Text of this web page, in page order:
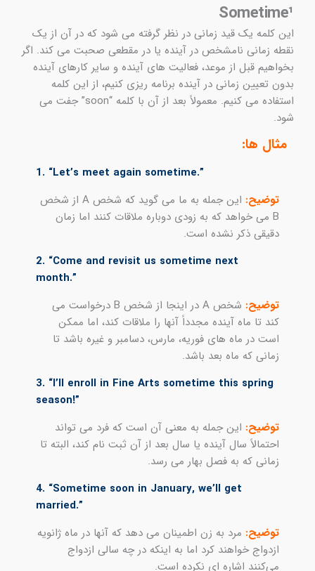
Sometime¹​​
این کلمه یک قید زمانی در نظر گرفته می شود که در آن از یک
نقطه زمانی نامشخص در آینده یا در مقطعی صحبت می کند. اگر
بخواهیم قبل از موعد، فعالیت های آینده و سایر کارهای آینده
بدون تعیین زمانی در آینده برنامه ریزی کنیم، از این کلمه
استفاده می کنیم. معمولاً بعد از آن با کلمه “soon” جفت می
شود.
مثال ها:
1. “Let’s meet again sometime.”
توضیح:
این جمله به ما می گوید که شخص A از شخص
B می خواهد که به زودی دوباره ملاقات کنند اما زمان
دقیقی ذکر نشده است.
2. “Come and revisit us sometime next
month.”
توضیح:
شخص A در اینجا از شخص B درخواست می
کند تا ماه آینده مجدداً آنها را ملاقات کند، اما ممکن
است در ماه های فوریه، مارس، دسامبر و غیره باشد تا
زمانی که ماه بعد باشد.
3. “I’ll enroll in Fine Arts sometime this spring
season!”
توضیح: این جمله به معنی آن است که فرد می تواند
احتمالاً سال آینده یا سال بعد از آن ثبت نام کند، البته تا
زمانی که به فصل بهار می رسد.
4. “Sometime soon in January, we’ll get
married.”
توضیح: مرد به زن اطمینان می دهد که آنها در ماه ژانویه
ازدواج خواهند کرد اما به اینکه در چه سالی ازدواج
می‌کنند اشاره ای نکرده است.